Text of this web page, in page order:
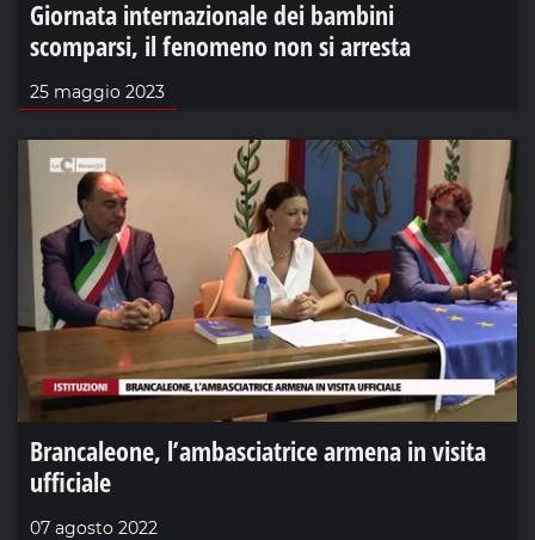
Giornata internazionale dei bambini
scomparsi, il fenomeno non si arresta
25 maggio 2023
Brancaleone, l’ambasciatrice armena in visita
ufficiale
07 agosto 2022